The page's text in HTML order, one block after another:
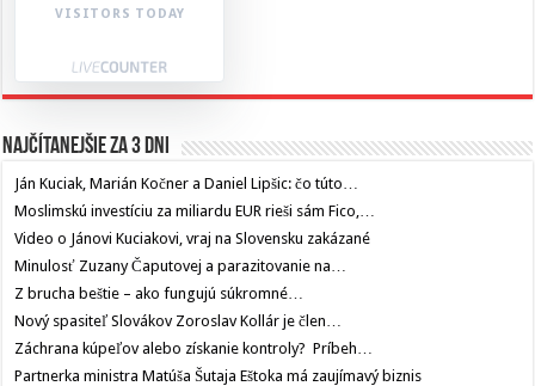
VISITORS TODAY
Najčítanejšie za 3 dni
Ján Kuciak, Marián Kočner a Daniel Lipšic: čo túto…
Moslimskú investíciu za miliardu EUR rieši sám Fico,…
Video o Jánovi Kuciakovi, vraj na Slovensku zakázané
Minulosť Zuzany Čaputovej a parazitovanie na…
Z brucha beštie – ako fungujú súkromné…
Nový spasiteľ Slovákov Zoroslav Kollár je člen…
Záchrana kúpeľov alebo získanie kontroly? Príbeh…
Partnerka ministra Matúša Šutaja Eštoka má zaujímavý biznis